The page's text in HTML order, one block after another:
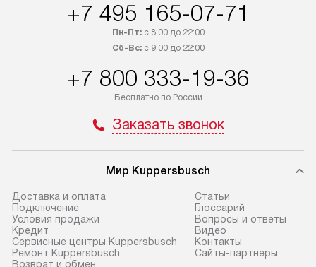
+7 495 165-07-71
Пн-Пт:с 8:00 до 22:00
Сб-Вс:с 9:00 до 22:00
+7 800 333-19-36
Бесплатно по России
Заказать звонок
Мир Kuppersbusch
Доставка и оплата
Подключение
Условия продажи
Кредит
Сервисные центры Kuppersbusch
Ремонт Kuppersbusch
Возврат и обмен
Cтатьи
Глоссарий
Вопросы и ответы
Видео
Контакты
Сайты-партнеры